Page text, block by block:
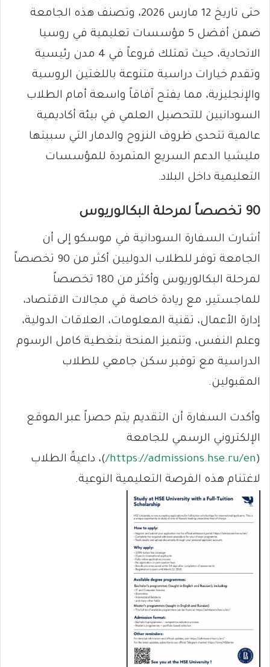
حتى تاريخ 12 مارس 2026، وتصنف هذه الجامعة
ضمن أفضل 5 مؤسسات تعليمية في روسيا
الاتحادية، حيث تمتلك فروعاً في 4 مدن رئيسية
وتقدم خيارات دراسية متنوعة باللغتين الروسية
والإنجليزية، مما يفتح آفاقاً واسعة أمام الطلاب
السودانيين للتحصيل العلمي في بيئة أكاديمية
عالمية تتحدى ظروف النزوح والدمار التي سببتها
مليشيا الدعم السريع المتمردة للمؤسسات
التعليمية داخل البلاد.
90 تخصصاً لمرحلة البكالوريوس
أشارت السفارة السودانية في موسكو إلى أن
الجامعة توفر للطلاب الدوليين أكثر من 90 تخصصاً
لمرحلة البكالوريوس وأكثر من 180 تخصصاً
للماجستير، مع ريادة خاصة في مجالات الاقتصاد،
إدارة الأعمال، تقنية المعلومات، العلاقات الدولية،
وعلم النفس، وتتميز المنحة بتغطية كامل الرسوم
الدراسية مع توفير سكن جامعي للطلاب
المقبولين.
وأكدت السفارة أن التقديم يتم حصراً عبر الموقع
الإلكتروني الرسمي للجامعة
(
https://admissions.hse.ru/en/ )، داعيةً الطلاب
لاغتنام هذه الفرصة التعليمية النوعية.